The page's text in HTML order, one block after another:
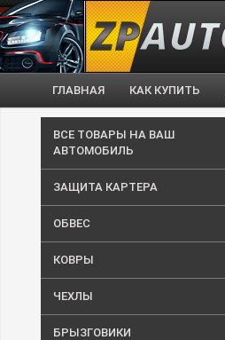
ГЛАВНАЯ КАК КУПИТЬ
ВСЕ ТОВАРЫ НА ВАШ
АВТОМОБИЛЬ
ЗАЩИТА КАРТЕРА
ОБВЕС
КОВРЫ
ЧЕХЛЫ
БРЫЗГОВИКИ